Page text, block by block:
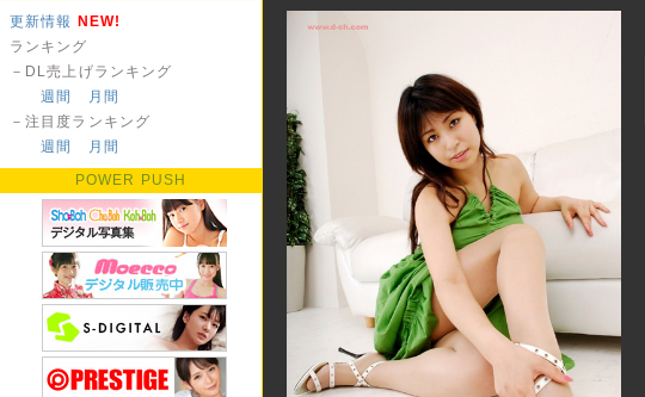
更新情報 NEW!
ランキング
－DL売上げランキング
週間
月間
－注目度ランキング
週間
月間
POWER PUSH